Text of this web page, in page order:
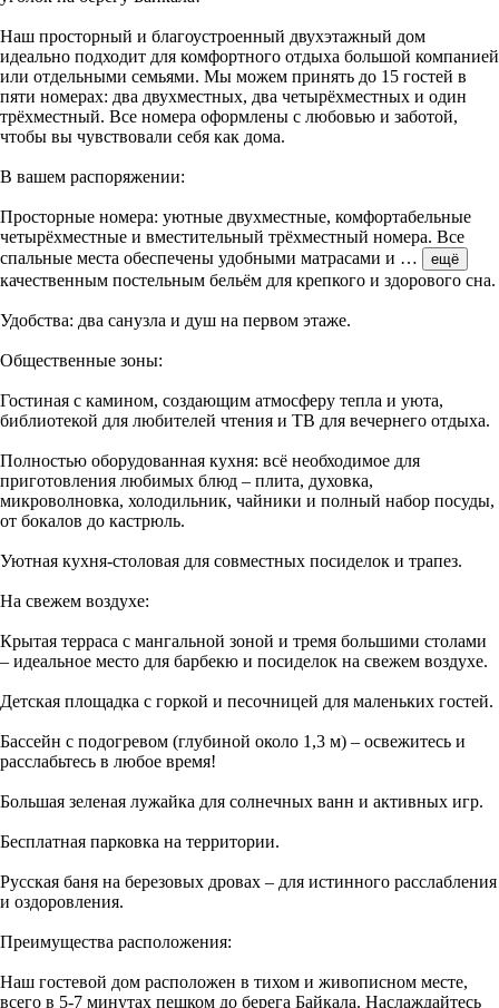
Наш просторный и благоустроенный двухэтажный дом
идеально подходит для комфортного отдыха большой компанией
или отдельными семьями. Мы можем принять до 15 гостей в
пяти номерах: два двухместных, два четырёхместных и один
трёхместный. Все номера оформлены с любовью и заботой,
чтобы вы чувствовали себя как дома.
В вашем распоряжении:
Просторные номера: уютные двухместные, комфортабельные
четырёхместные и вместительный трёхместный номера. Все
спальные места обеспечены удобными матрасами и … ещё
качественным постельным бельём для крепкого и здорового сна.
Удобства: два санузла и душ на первом этаже.
Общественные зоны:
Гостиная с камином, создающим атмосферу тепла и уюта,
библиотекой для любителей чтения и ТВ для вечернего отдыха.
Полностью оборудованная кухня: всё необходимое для
приготовления любимых блюд – плита, духовка,
микроволновка, холодильник, чайники и полный набор посуды,
от бокалов до кастрюль.
Уютная кухня-столовая для совместных посиделок и трапез.
На свежем воздухе:
Крытая терраса с мангальной зоной и тремя большими столами
– идеальное место для барбекю и посиделок на свежем воздухе.
Детская площадка с горкой и песочницей для маленьких гостей.
Бассейн с подогревом (глубиной около 1,3 м) – освежитесь и
расслабьтесь в любое время!
Большая зеленая лужайка для солнечных ванн и активных игр.
Бесплатная парковка на территории.
Русская баня на березовых дровах – для истинного расслабления
и оздоровления.
Преимущества расположения:
Наш гостевой дом расположен в тихом и живописном месте,
всего в 5-7 минутах пешком до берега Байкала. Наслаждайтесь